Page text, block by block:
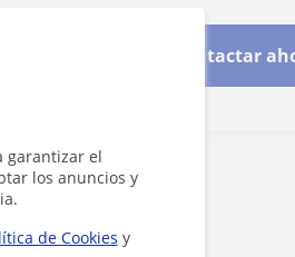
garantizar el
los anuncios y
de Cookies y
Contactar